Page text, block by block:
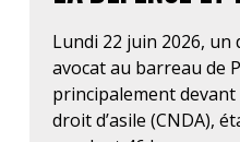
nécessaire réforme,
CGLPL a mis en
des droits les plus
Paris et la LDH, avec
Lundi 22 juin 2026, un
avocat au barreau de
principalement
droit d’asile (CNDA),